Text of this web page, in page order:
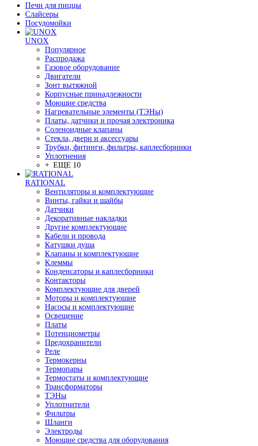
Печи для пиццы
Слайсеры
Посудомойки
UNOX
Популярное
Распродажа
Газовое оборудование
Двигатели
Зонт вытяжной
Корпусные принадлежности
Моющие средства
Нагревательные элементы (ТЭНы)
Платы, датчики и прочая электроника
Соленоидные клапаны
Стекла, двери и аксессуары
Трубки, фитинги, фильтры, каплесборники
Уплотнения
+ ЕЩЕ 10
RATIONAL
Вентиляторы и комплектующие
Винты, гайки и шайбы
Датчики
Декоративные накладки
Другие комплектующие
Кабели и провода
Катушки душа
Клапаны и комплектующие
Клеммы
Конденсаторы и каплесборники
Контакторы
Комплектующие для дверей
Моторы и комплектующие
Насосы и комплектующие
Освещение
Платы
Потенциометры
Предохранители
Реле
Термокерны
Термопары
Термостаты и комплектующие
Трансформаторы
ТЭНы
Уплотнители
Фильтры
Шланги
Электроды
Моющие средства для оборудования